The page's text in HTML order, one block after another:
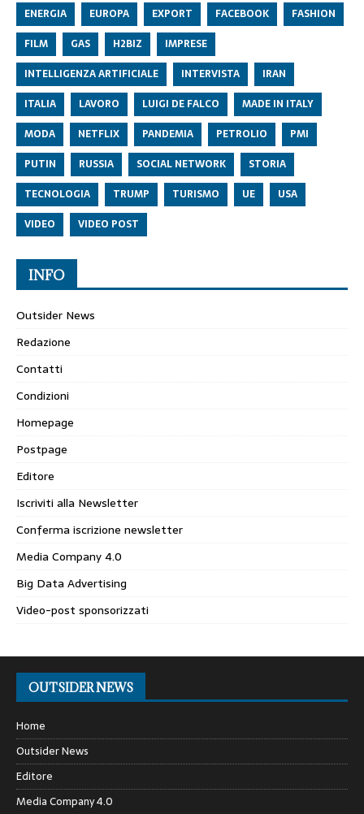
ENERGIA EUROPA EXPORT FACEBOOK
FASHION
FILM
GAS H2BIZ
IMPRESE
INTELLIGENZA ARTIFICIALE
INTERVISTA
IRAN
ITALIA
LAVORO LUIGI DE FALCO
MADE IN ITALY
MODA
NETFLIX PANDEMIA PETROLIO
PMI
PUTIN
RUSSIA SOCIAL NETWORK
STORIA
TECNOLOGIA
TRUMP TURISMO UE
USA
VIDEO
VIDEO POST
INFO
Outsider News
Redazione
Contatti
Condizioni
Homepage
Postpage
Editore
Iscriviti alla Newsletter
Conferma iscrizione newsletter
Media Company 4.0
Big Data Advertising
Video-post sponsorizzati
OUTSIDER NEWS
Home
Outsider News
Editore
Media Company 4.0